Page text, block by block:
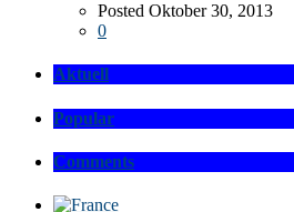
Posted Oktober 30, 2013
0
Aktuell
Popular
Comments